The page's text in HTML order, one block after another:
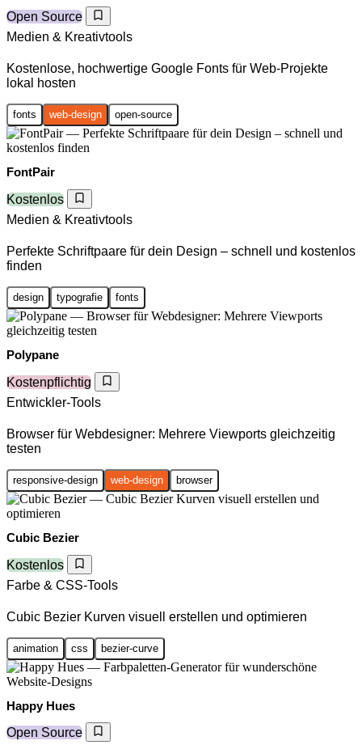
Open Source
Medien & Kreativtools
Kostenlose, hochwertige Google Fonts für Web-Projekte
lokal hosten
fonts web-design open-source
FontPair
Kostenlos
Medien & Kreativtools
Perfekte Schriftpaare für dein Design – schnell und kostenlos
finden
design typografie fonts
Polypane
Kostenpflichtig
Entwickler-Tools
Browser für Webdesigner: Mehrere Viewports gleichzeitig
testen
responsive-design web-design browser
Cubic Bezier
Kostenlos
Farbe & CSS-Tools
Cubic Bezier Kurven visuell erstellen und optimieren
animation css bezier-curve
Happy Hues
Open Source